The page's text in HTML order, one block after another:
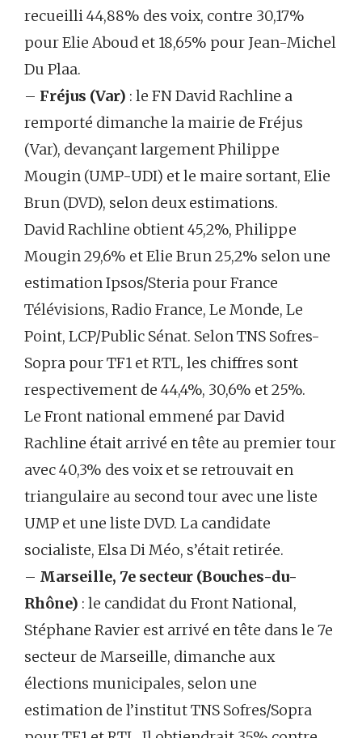
recueilli 44,88% des voix, contre 30,17%
pour Elie Aboud et 18,65% pour Jean-Michel
Du Plaa.
– Fréjus (Var) : le FN David Rachline a
remporté dimanche la mairie de Fréjus
(Var), devançant largement Philippe
Mougin (UMP-UDI) et le maire sortant, Elie
Brun (DVD), selon deux estimations.
David Rachline obtient 45,2%, Philippe
Mougin 29,6% et Elie Brun 25,2% selon une
estimation Ipsos/Steria pour France
Télévisions, Radio France, Le Monde, Le
Point, LCP/Public Sénat. Selon TNS Sofres-
Sopra pour TF1 et RTL, les chiffres sont
respectivement de 44,4%, 30,6% et 25%.
Le Front national emmené par David
Rachline était arrivé en tête au premier tour
avec 40,3% des voix et se retrouvait en
triangulaire au second tour avec une liste
UMP et une liste DVD. La candidate
socialiste, Elsa Di Méo, s’était retirée.
– Marseille, 7e secteur (Bouches-du-
Rhône) : le candidat du Front National,
Stéphane Ravier est arrivé en tête dans le 7e
secteur de Marseille, dimanche aux
élections municipales, selon une
estimation de l’institut TNS Sofres/Sopra